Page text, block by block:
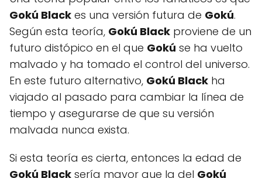
Gokú Black es una versión futura de Gokú.
Según esta teoría, Gokú Black proviene de un
futuro distópico en el que Gokú se ha vuelto
malvado y ha tomado el control del universo.
En este futuro alternativo, Gokú Black ha
viajado al pasado para cambiar la línea de
tiempo y asegurarse de que su versión
malvada nunca exista.
Si esta teoría es cierta, entonces la edad de
Gokú Black sería mayor que la del Gokú